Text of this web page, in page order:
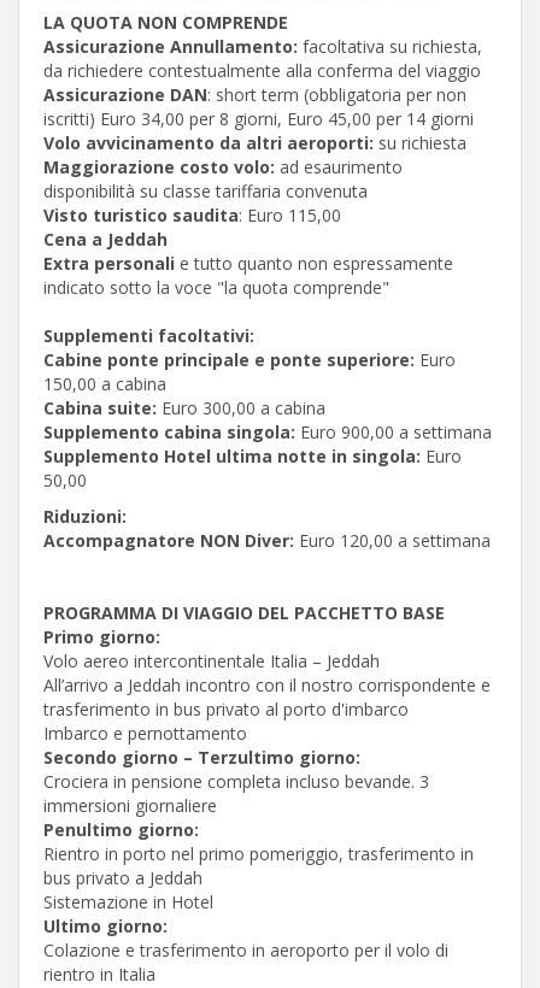
LA QUOTA NON COMPRENDE
Assicurazione Annullamento: facoltativa su richiesta,
da richiedere contestualmente alla conferma del viaggio
Assicurazione DAN: short term (obbligatoria per non
iscritti) Euro 34,00 per 8 giorni, Euro 45,00 per 14 giorni
Volo avvicinamento da altri aeroporti: su richiesta
Maggiorazione costo volo: ad esaurimento
disponibilità su classe tariffaria convenuta
Visto turistico saudita: Euro 115,00
Cena a Jeddah
Extra personali e tutto quanto non espressamente
indicato sotto la voce "la quota comprende"
Supplementi facoltativi:
Cabine ponte principale e ponte superiore: Euro
150,00 a cabina
Cabina suite: Euro 300,00 a cabina
Supplemento cabina singola: Euro 900,00 a settimana
Supplemento Hotel ultima notte in singola: Euro
50,00
Riduzioni:
Accompagnatore NON Diver: Euro 120,00 a settimana
PROGRAMMA DI VIAGGIO DEL PACCHETTO BASE
Primo giorno:
Volo aereo intercontinentale Italia – Jeddah
All’arrivo a Jeddah incontro con il nostro corrispondente e
trasferimento in bus privato al porto d'imbarco
Imbarco e pernottamento
Secondo giorno – Terzultimo giorno:
Crociera in pensione completa incluso bevande. 3
immersioni giornaliere
Penultimo giorno:
Rientro in porto nel primo pomeriggio, trasferimento in
bus privato a Jeddah
Sistemazione in Hotel
Ultimo giorno:
Colazione e trasferimento in aeroporto per il volo di
rientro in Italia